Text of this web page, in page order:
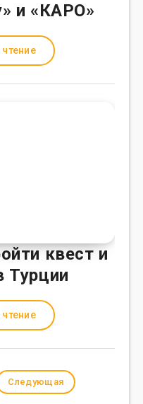
и «КАРО»
квест и
Турции
Следующая